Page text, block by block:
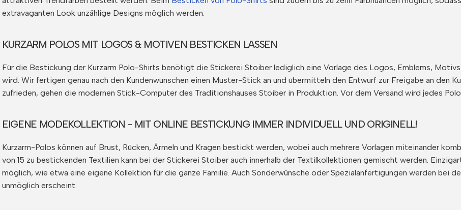
extravaganten Look unzählige Designs möglich werden.
KURZARM POLOS MIT LOGOS & MOTIVEN BESTICKEN LASSEN
Für die Bestickung der Kurzarm Polo-Shirts benötigt die Stickerei Stoiber lediglich eine Vorlage des Logos, Emblems,
wird. Wir fertigen genau nach den Kundenwünschen einen Muster-Stick an und übermitteln den Entwurf zur Freigabe an den
zufrieden, gehen die modernen Stick-Computer des Traditionshauses Stoiber in Produktion. Vor dem Versand wird jedes
EIGENE MODEKOLLEKTION - MIT ONLINE BESTICKUNG IMMER INDIVIDUELL UND ORIGINELL!
Kurzarm-Polos können auf Brust, Rücken, Ärmeln und Kragen bestickt werden, wobei auch mehrere Vorlagen miteinander
von 15 zu bestickenden Textilien kann bei der Stickerei Stoiber auch innerhalb der Textilkollektionen gemischt werden.
möglich, wie etwa eine eigene Kollektion für die ganze Familie. Auch Sonderwünsche oder Spezialanfertigungen werden bei
unmöglich erscheint.